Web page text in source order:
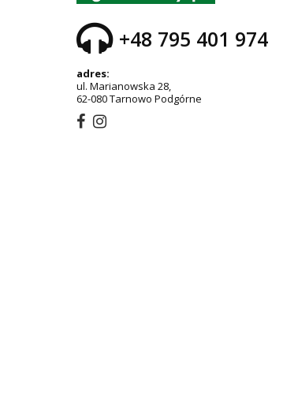
+48 795 401 974
adres:
ul. Marianowska 28,
62-080 Tarnowo Podgórne